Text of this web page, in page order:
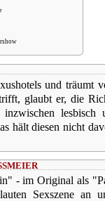
und träumt
glaubt er, die
lesbisch
hält diesen nicht
- im Original als
Sexszene an